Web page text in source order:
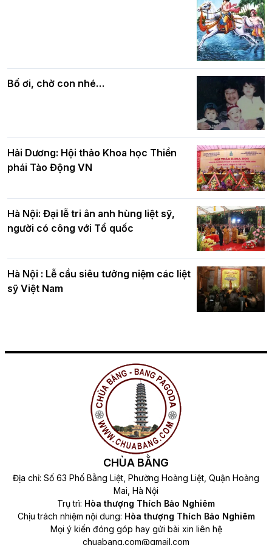
nhân mùa Phật đản PL.2570
Phật giáo chính tín Phần 7: Luật nhân
quả
Bố ơi, chờ con nhé…
Hải Dương: Hội thảo Khoa học Thiền
phái Tào Động VN
Hà Nội: Đại lễ tri ân anh hùng liệt sỹ,
người có công với Tổ quốc
Hà Nội : Lễ cầu siêu tưởng niệm các liệt
sỹ Việt Nam
CHÙA BẰNG
Địa chỉ: Số 63 Phố Bằng Liệt, Phường Hoàng Liệt, Quận Hoàng
Mai, Hà Nội
Trụ trì: Hòa thượng Thích Bảo Nghiêm
Chịu trách nhiệm nội dung: Hòa thượng Thích Bảo Nghiêm
Mọi ý kiến đóng góp hay gửi bài xin liên hệ
chuabang.com@gmail.com